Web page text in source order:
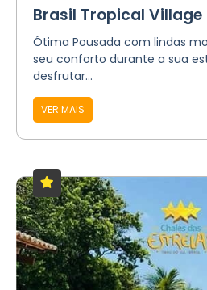
Brasil Tropical Village
Ótima Pousada com lindas
seu conforto durante a sua
desfrutar...
VER MAIS